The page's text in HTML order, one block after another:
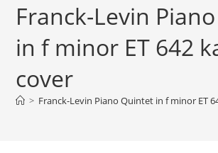
Franck-Levin
in f minor ET 642
cover
> Franck-Levin Piano Quintet in f minor ET